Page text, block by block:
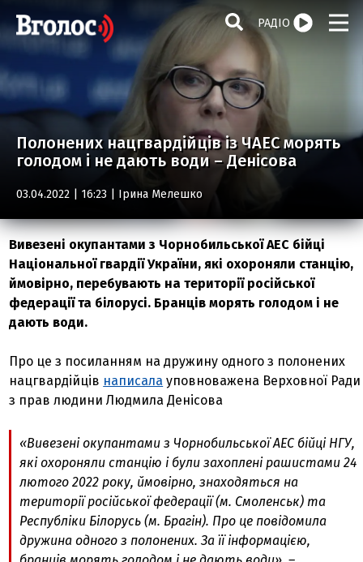
РАДІО
Полонених нацгвардійців із ЧАЕС морять
голодом і не дають води – Денісова
03.04.2022 | 16:23 | Ірина Мелешко
Вивезені окупантами з Чорнобильської АЕС бійці
Національної гвардії України, які охороняли станцію,
ймовірно, перебувають на території російської
федерації та білорусі. Бранців морять голодом і не
дають води.
Про це з посиланням на дружину одного з полонених
нацгвардійців написала уповноважена Верховної Ради
з прав людини Людмила Денісова
«Вивезені окупантами з Чорнобильської АЕС бійці НГУ,
які охороняли станцію і були захоплені рашистами 24
лютого 2022 року, ймовірно, знаходяться на
території російської федерації (м. Смоленськ) та
Республіки Білорусь (м. Брагін). Про це повідомила
дружина одного з полонених. За її інформацією,